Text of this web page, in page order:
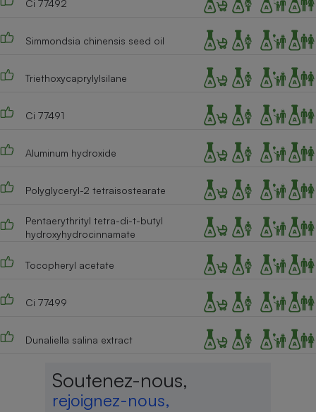
Ci 77492
Simmondsia chinensis seed oil
Triethoxycaprylylsilane
Ci 77491
Aluminum hydroxide
Polyglyceryl-2 tetraisostearate
Pentaerythrityl tetra-di-t-butyl
hydroxyhydrocinnamate
Tocopheryl acetate
Ci 77499
Dunaliella salina extract
Soutenez-nous,
rejoignez-nous,